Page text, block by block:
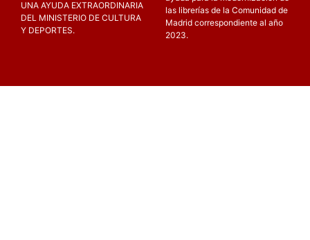
UNA AYUDA EXTRAORDINARIA
DEL MINISTERIO DE CULTURA
Y DEPORTES.
las librerías de la Comunidad de
Madrid correspondiente al año
2023.